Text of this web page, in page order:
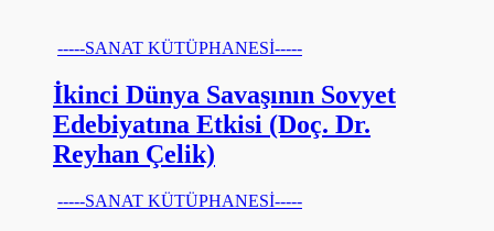
-----SANAT KÜTÜPHANESİ-----
İkinci Dünya Savaşının Sovyet
Edebiyatına Etkisi (Doç. Dr.
Reyhan Çelik)
-----SANAT KÜTÜPHANESİ-----